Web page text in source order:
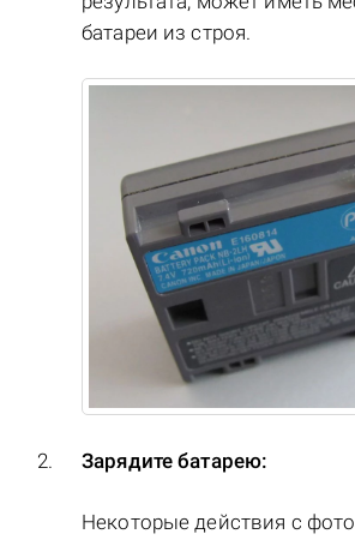
батареи из строя.
Зарядите батарею:
Некоторые действия с